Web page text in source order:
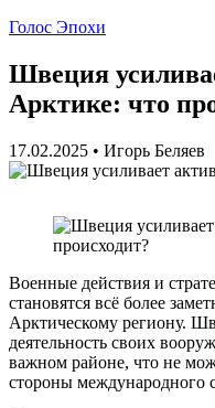
Голос Эпохи
Швеция
Арктике: что
17.02.2025 • Игорь Беляев
Военные действия и
становятся всё более
Арктическому региону.
деятельность своих
важном районе, что не
стороны международного